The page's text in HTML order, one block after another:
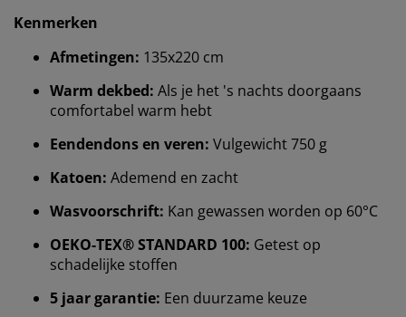
Kenmerken
Afmetingen: 135x220 cm
Warm dekbed: Als je het 's nachts doorgaans
comfortabel warm hebt
Eendendons en veren: Vulgewicht 750 g
Katoen: Ademend en zacht
Wasvoorschrift: Kan gewassen worden op 60°C
OEKO-TEX® STANDARD 100: Getest op
schadelijke stoffen
5 jaar garantie: Een duurzame keuze
Wij personaliseren jouw ervaring
Bij JYSK gebruiken we cookies en mobiele
identificatoren om je een goede ervaring te bieden
tijdens het bezoeken van onze website. Cookies